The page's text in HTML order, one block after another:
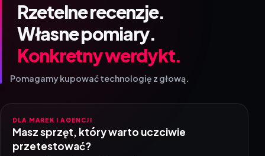
Rzetelne recenzje.
Własne pomiary.
Konkretny werdykt.
Pomagamy kupować technologię z głową.
DLA MAREK I AGENCJI
Masz sprzęt, który warto uczciwie
przetestować?